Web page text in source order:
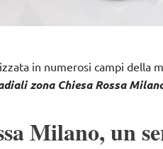
in numerosi campi della
zona Chiesa Rossa
Milano, un